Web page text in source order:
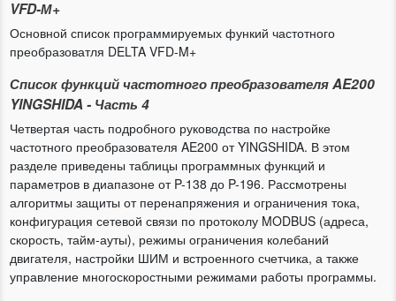
VFD-М+
Основной список программируемых функий частотного
преобразоватля DELTA VFD-M+
Список функций частотного преобразователя AE200
YINGSHIDA - Часть 4
Четвертая часть подробного руководства по настройке
частотного преобразователя AE200 от YINGSHIDA. В этом
разделе приведены таблицы программных функций и
параметров в диапазоне от P-138 до P-196. Рассмотрены
алгоритмы защиты от перенапряжения и ограничения тока,
конфигурация сетевой связи по протоколу MODBUS (адреса,
скорость, тайм-ауты), режимы ограничения колебаний
двигателя, настройки ШИМ и встроенного счетчика, а также
управление многоскоростными режимами работы программы.